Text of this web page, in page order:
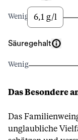
Wenig 6,1 g/l
Säuregehalt
Wenig
Das Besondere
Das
unglaubliche